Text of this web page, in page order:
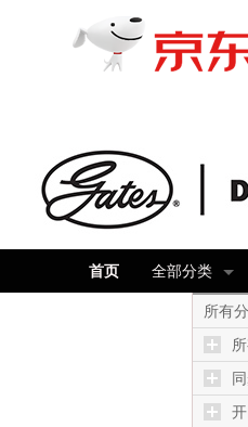
首页 全部分类
所有